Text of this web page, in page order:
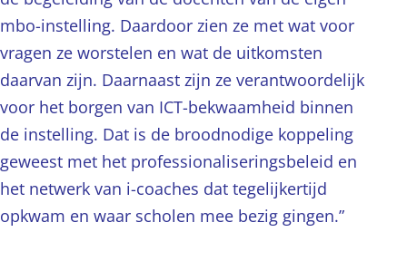
mbo-instelling. Daardoor zien ze met wat voor
vragen ze worstelen en wat de uitkomsten
daarvan zijn. Daarnaast zijn ze verantwoordelijk
voor het borgen van ICT-bekwaamheid binnen
de instelling. Dat is de broodnodige koppeling
geweest met het professionaliseringsbeleid en
het netwerk van i-coaches dat tegelijkertijd
opkwam en waar scholen mee bezig gingen.”